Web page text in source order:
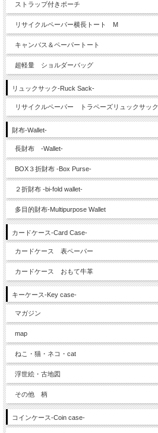
ストラップ付きポーチ
リサイクルペーパー横長トート M
キャンバス＆ペーパートート
超軽量 ショルダーバッグ
リュックサック-Ruck Sack-
リサイクルペーパー トラペーズリュックサック
財布-Wallet-
長財布 -Wallet-
BOX３折財布 -Box Purse-
２折財布 -bi-fold wallet-
多目的財布-Multipurpose Wallet
カードケース-Card Case-
カードケース 表ペーパー
カードケース おもて牛革
キーケース-Key case-
マガジン
map
ねこ・猫・ネコ・cat
浮世絵・古地図
その他 柄
コインケース-Coin case-